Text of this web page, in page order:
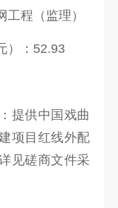
程（监理）
）：52.93
提供中国戏曲
项目红线外配
见磋商文件采